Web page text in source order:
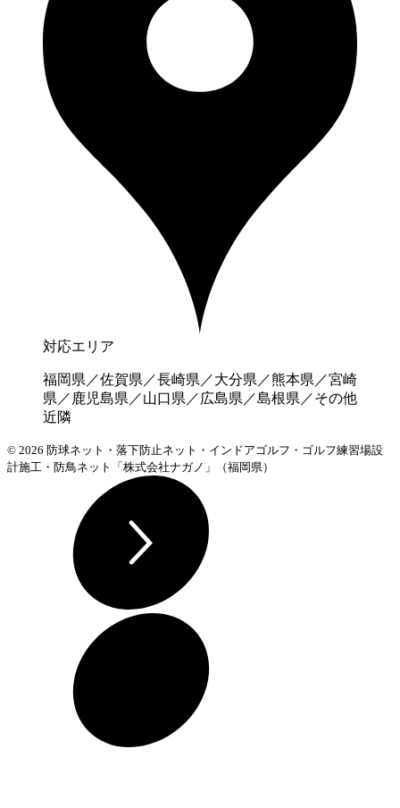
対応エリア
福岡県／佐賀県／長崎県／大分県／熊本県／宮崎
県／鹿児島県／山口県／広島県／島根県／その他
近隣
© 2026 防球ネット・落下防止ネット・インドアゴルフ・ゴルフ練習場設
計施工・防鳥ネット「株式会社ナガノ」（福岡県）